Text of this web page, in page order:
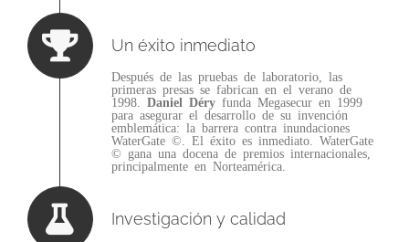
Un éxito inmediato
Después de las pruebas de laboratorio, las
primeras presas se fabrican en el verano de
1998. Daniel Déryfunda Megasecur en 1999
para asegurar el desarrollo de su invención
emblemática: la barrera contra inundaciones
WaterGate ©. El éxito es inmediato. WaterGate
© gana una docena de premios internacionales,
principalmente en Norteamérica.
Investigación y calidad